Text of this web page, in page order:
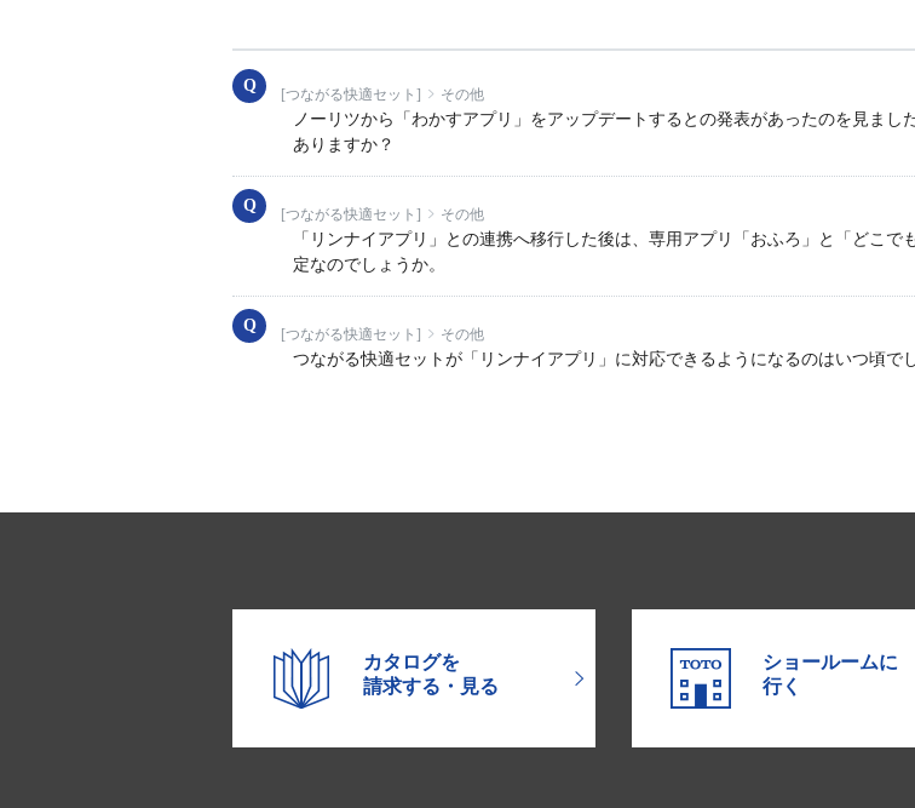
[つながる快適セット] その他
ノーリツから「わかすアプリ」をアップデートするとの発表があったのを見ま
ありますか？
[つながる快適セット] その他
「リンナイアプリ」との連携へ移行した後は、専用アプリ「おふろ」と「どこ
定なのでしょうか。
[つながる快適セット] その他
つながる快適セットが「リンナイアプリ」に対応できるようになるのはいつ頃で
カタログを
請求する・見る
ショールームに
行く